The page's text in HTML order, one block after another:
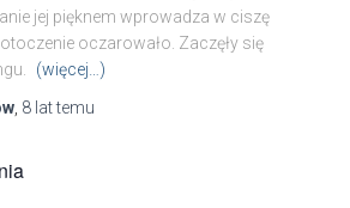
jej pięknem wprowadza w ciszę
oczarowało. Zaczęły się
(więcej…)
8 lattemu